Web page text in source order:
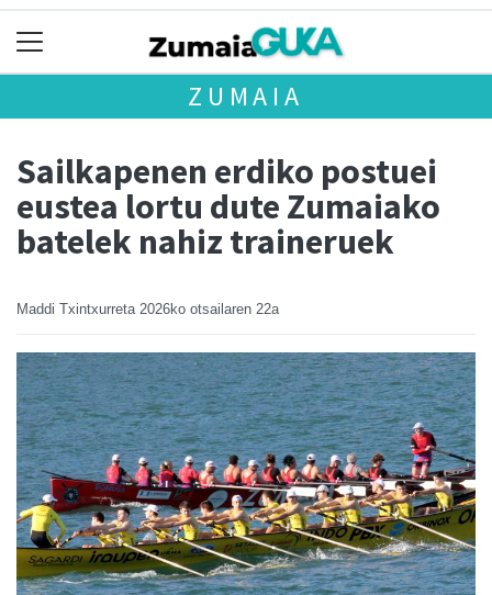
ZUMAIA
Sailkapenen erdiko postuei
eustea lortu dute Zumaiako
batelek nahiz traineruek
Maddi Txintxurreta 2026ko otsailaren 22a